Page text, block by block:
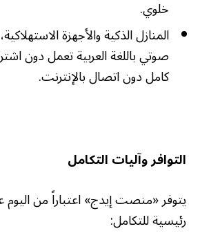
خلوي.
المنازل الذكية والأجهزة
صوتي باللغة العربية تعمل دون
كامل دون اتصال بالإنترنت.
التوافر وآليات التكامل
يتوفر «منصت إيدج» اعتباراً من اليوم
رئيسية للتكامل: